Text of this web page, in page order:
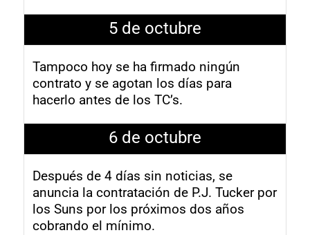
5 de octubre
Tampoco hoy se ha firmado ningún
contrato y se agotan los días para
hacerlo antes de los TC’s.
6 de octubre
Después de 4 días sin noticias, se
anuncia la contratación de P.J. Tucker por
los Suns por los próximos dos años
cobrando el mínimo.